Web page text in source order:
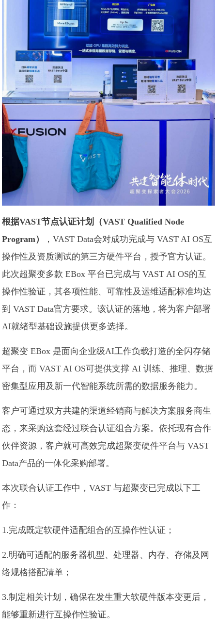
根据VAST节点认证计划（VAST Qualified Node
Program）
，VAST Data会对成功完成与 VAST AI OS互
操作性及资质测试的第三方硬件平台，授予官方认证。
此次超聚变多款 EBox 平台已完成与 VAST AI OS的互
操作性验证，其各项性能、可靠性及运维适配标准均达
到 VAST Data官方要求。该认证的落地，将为客户部署
AI就绪型基础设施提供更多选择。
超聚变 EBox 是面向企业级AI工作负载打造的全闪存储
平台，而 VAST AI OS可提供支撑 AI 训练、推理、数据
密集型应用及新一代智能系统所需的数据服务能力。
客户可通过双方共建的渠道经销商与解决方案服务商生
态，来采购这套经过联合认证组合方案。依托现有合作
伙伴资源，客户就可高效完成超聚变硬件平台与 VAST
Data产品的一体化采购部署。
本次联合认证工作中，VAST 与超聚变已完成以下工
作：
1.完成既定软硬件适配组合的互操作性认证；
2.明确可适配的服务器机型、处理器、内存、存储及网
络规格搭配清单；
3.制定相关计划，确保在发生重大软硬件版本变更后，
能够重新进行互操作性验证。